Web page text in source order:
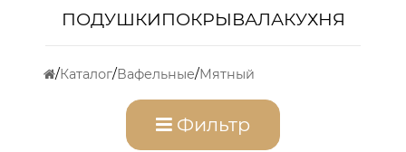
ПОДУШКИПОКРЫВАЛАКУХНЯ
Каталог Вафельные Мятный
Фильтр